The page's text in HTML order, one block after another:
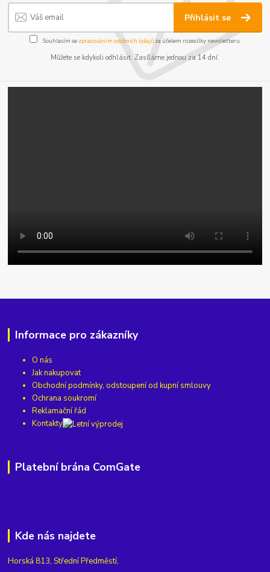
Přihlásit se
Souhlasím se zpracováním osobních údajůza účelem rozesílky newsletteru.
Můžete se kdykoli odhlásit. Zasíláme jednou za 14 dní.
Informace pro zákazníky
O nás
Jak nakupovat
Obchodní podmínky, odstoupení od kupní smlouvy
Ochrana soukromí
Reklamační řád
Kontakty
Platební brána ComGate
Kde nás najdete
Horská 813, Střední Předměstí,